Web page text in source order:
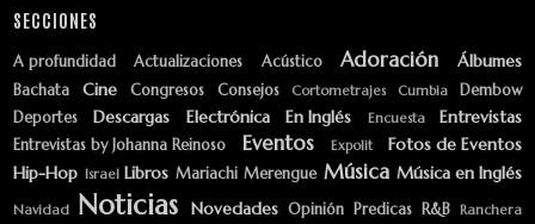
SECCIONES
A profundidad Actualizaciones Acústico Adoración Álbumes
Bachata Cine Congresos Consejos Cortometrajes Cumbia
Dembow
Deportes
Descargas Electrónica En Inglés Encuesta Entrevistas
Entrevistas by Johanna Reinoso Eventos Expolit
Fotos de Eventos
Hip-Hop Israel Libros Mariachi Merengue Música Música en Inglés
Navidad Noticias Novedades Opinión Predicas R&B Ranchera